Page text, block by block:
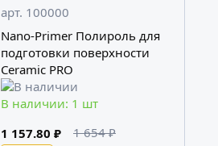
арт. 100000
Nano-Primer Полироль для
подготовки поверхности
Ceramic PRO
В наличии: 1 шт
1 157.80 ₽
1 654 ₽